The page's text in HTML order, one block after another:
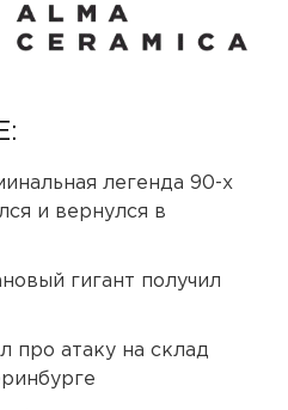
легенда 90-х
и вернулся в
гигант получил
про атаку на склад